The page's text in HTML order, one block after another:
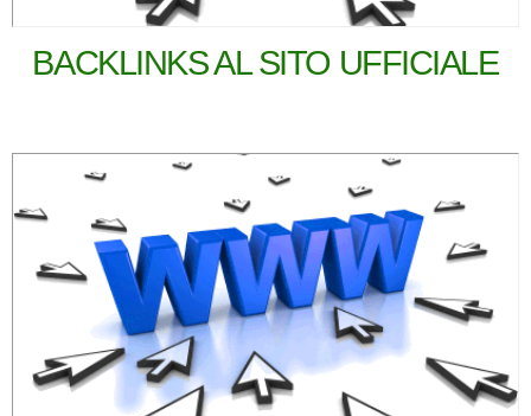
BACKLINKS AL SITO UFFICIALE